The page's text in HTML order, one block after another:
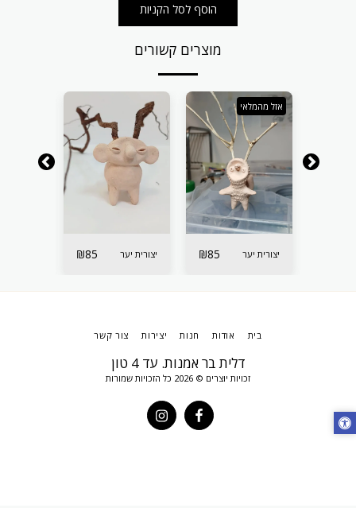
הוסף לסל הקניות
מוצרים קשורים
אזל מהמלאי
יצורית יער ₪85 יצורית יער ₪85
דלית בר אמנות. עד 4 טון
זכויות יוצרים © 2026 כל הזכויות שמורות
בית אודות חנות יצירות צור קשר